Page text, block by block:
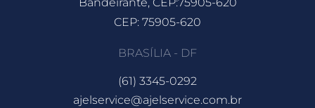
CEP: 75905-620
BRASÍLIA - DF
(61) 3345-0292
ajelservice@ajelservice.com.br